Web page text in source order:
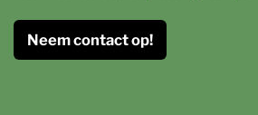
Neem contact op!